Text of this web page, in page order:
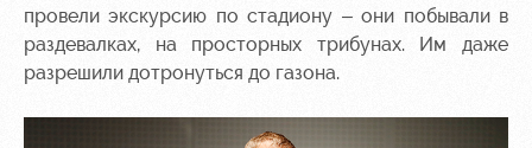
провели экскурсию по стадиону – они побывали в
раздевалках, на просторных трибунах. Им даже
разрешили дотронуться до газона.